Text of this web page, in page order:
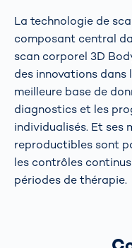
La technologie de
composant central
scan corporel 3D
des innovations dans
meilleure base de
diagnostics et les
individualisés. Et ses
reproductibles sont
les contrôles
périodes de thérapie.